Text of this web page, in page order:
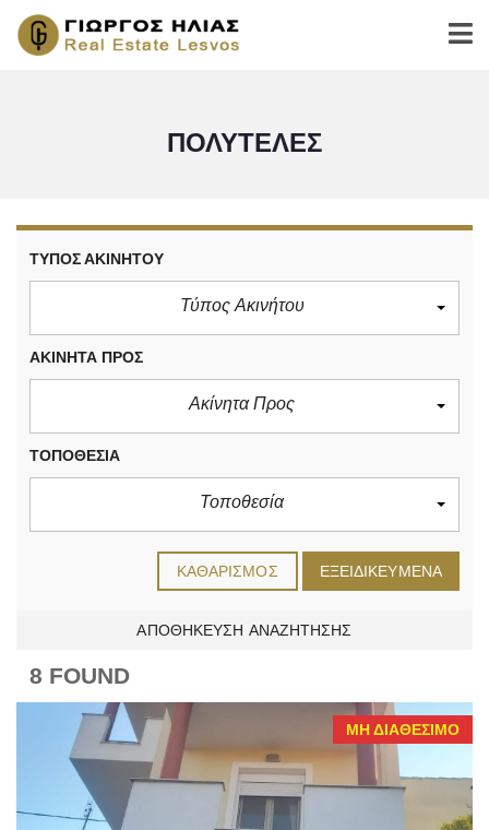
ΠΟΛΥΤΕΛΈΣ
ΤΎΠΟΣ ΑΚΙΝΉΤΟΥ
Τύπος Ακινήτου
ΑΚΊΝΗΤΑ ΠΡΟΣ
Ακίνητα Προς
ΤΟΠΟΘΕΣΊΑ
Τοποθεσία
ΚΑΘΑΡΙΣΜΌΣ ΕΞΕΙΔΙΚΕΥΜΈΝΑ
ΑΠΟΘΉΚΕΥΣΗ ΑΝΑΖΉΤΗΣΗΣ
8 FOUND
ΜΗ ΔΙΑΘΈΣΙΜΟ